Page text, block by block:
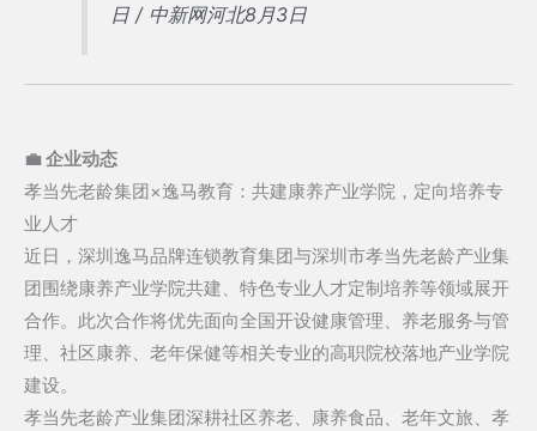
日 / 中新网河北8月3日
💼 企业动态
孝当先老龄集团×逸马教育：共建康养产业学院，定向培养专
业人才
近日，深圳逸马品牌连锁教育集团与深圳市孝当先老龄产业集
团围绕康养产业学院共建、特色专业人才定制培养等领域展开
合作。此次合作将优先面向全国开设健康管理、养老服务与管
理、社区康养、老年保健等相关专业的高职院校落地产业学院
建设。
孝当先老龄产业集团深耕社区养老、康养食品、老年文旅、孝